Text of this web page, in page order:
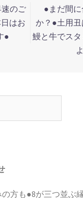
のご
はお
●
●まだ間
か？●土用
鰻と牛でス
方も●8が三つ並ぶ